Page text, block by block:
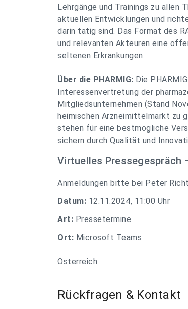
Lehrgänge und Trainings zu allen
aktuellen Entwicklungen und
darin tätig sind. Das Format des
und relevanten Akteuren eine
seltenen Erkrankungen.
Über die PHARMIG: Die
Interessenvertretung der
Mitgliedsunternehmen (Stand
heimischen Arzneimittelmarkt zu
stehen für eine bestmögliche
sichern durch Qualität und
Virtuelles Pressegespräch
Anmeldungen bitte bei Peter
Datum: 12.11.2024, 11:00 Uhr
Art: Pressetermine
Ort: Microsoft Teams
Österreich
Rückfragen & Kontakt